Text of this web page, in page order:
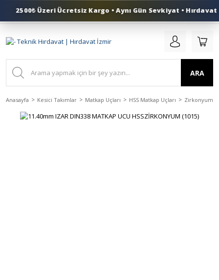
0 (553) 324 41 50
ARA
Anasayfa Kesici Takımlar Matkap Uçları HSS Matkap Uçları Zirkonyum
2500₺ Üzeri Ücretsiz Kargo • Aynı Gün Sevkiyat • Hırdavat